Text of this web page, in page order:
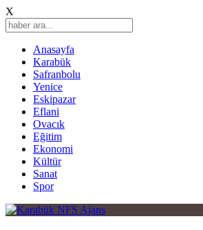
X
Anasayfa
Karabük
Safranbolu
Yenice
Eskipazar
Eflani
Ovacık
Eğitim
Ekonomi
Kültür
Sanat
Spor